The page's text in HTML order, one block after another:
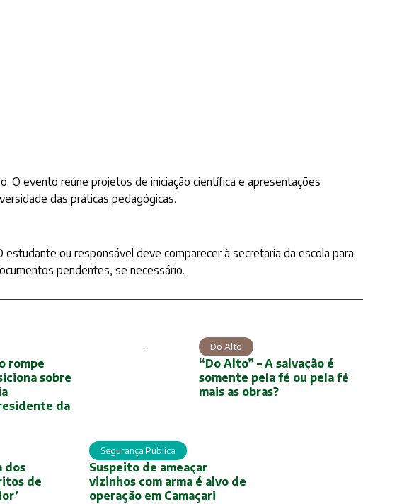
O evento reúne projetos de iniciação científica e apresentações
das práticas pedagógicas.
ou responsável deve comparecer à secretaria da escola para
pendentes, se necessário.
rompe
sobre
da
Do Alto
“Do Alto” – A salvação é
somente pela fé ou pela fé
mais as obras?
dos
de
Segurança Pública
Suspeito de ameaçar
vizinhos com arma é alvo de
operação em Camaçari